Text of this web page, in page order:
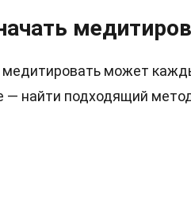
может
— найти подходящий